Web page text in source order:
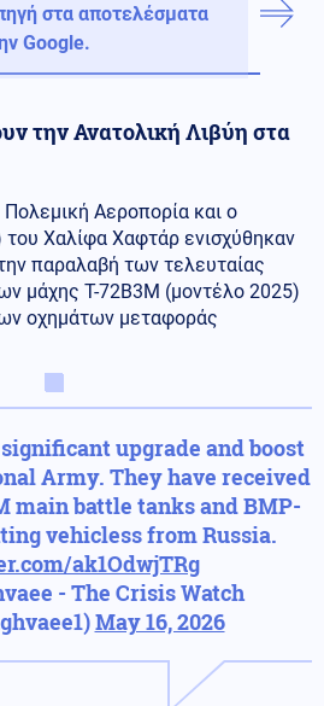
στα αποτελέσματα
Google.
την Ανατολική Λιβύη στα
Πολεμική Αεροπορία και ο
του Χαλίφα Χαφτάρ ενισχύθηκαν
παραλαβή των τελευταίας
μάχης T-72B3M (μοντέλο 2025)
οχημάτων μεταφοράς
upgrade and boost
Army. They have received
main battle tanks and BMP-
vehicless from Russia.
ak1OdwjTRg
- The Crisis Watch
May 16, 2026